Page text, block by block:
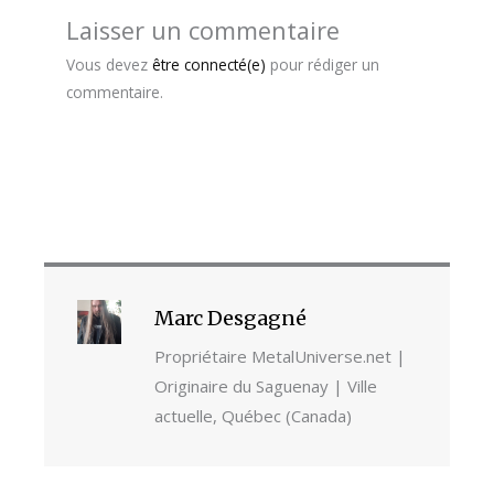
Laisser un commentaire
Vous devez être connecté(e) pour rédiger un
commentaire.
Marc Desgagné
Propriétaire MetalUniverse.net |
Originaire du Saguenay | Ville
actuelle, Québec (Canada)